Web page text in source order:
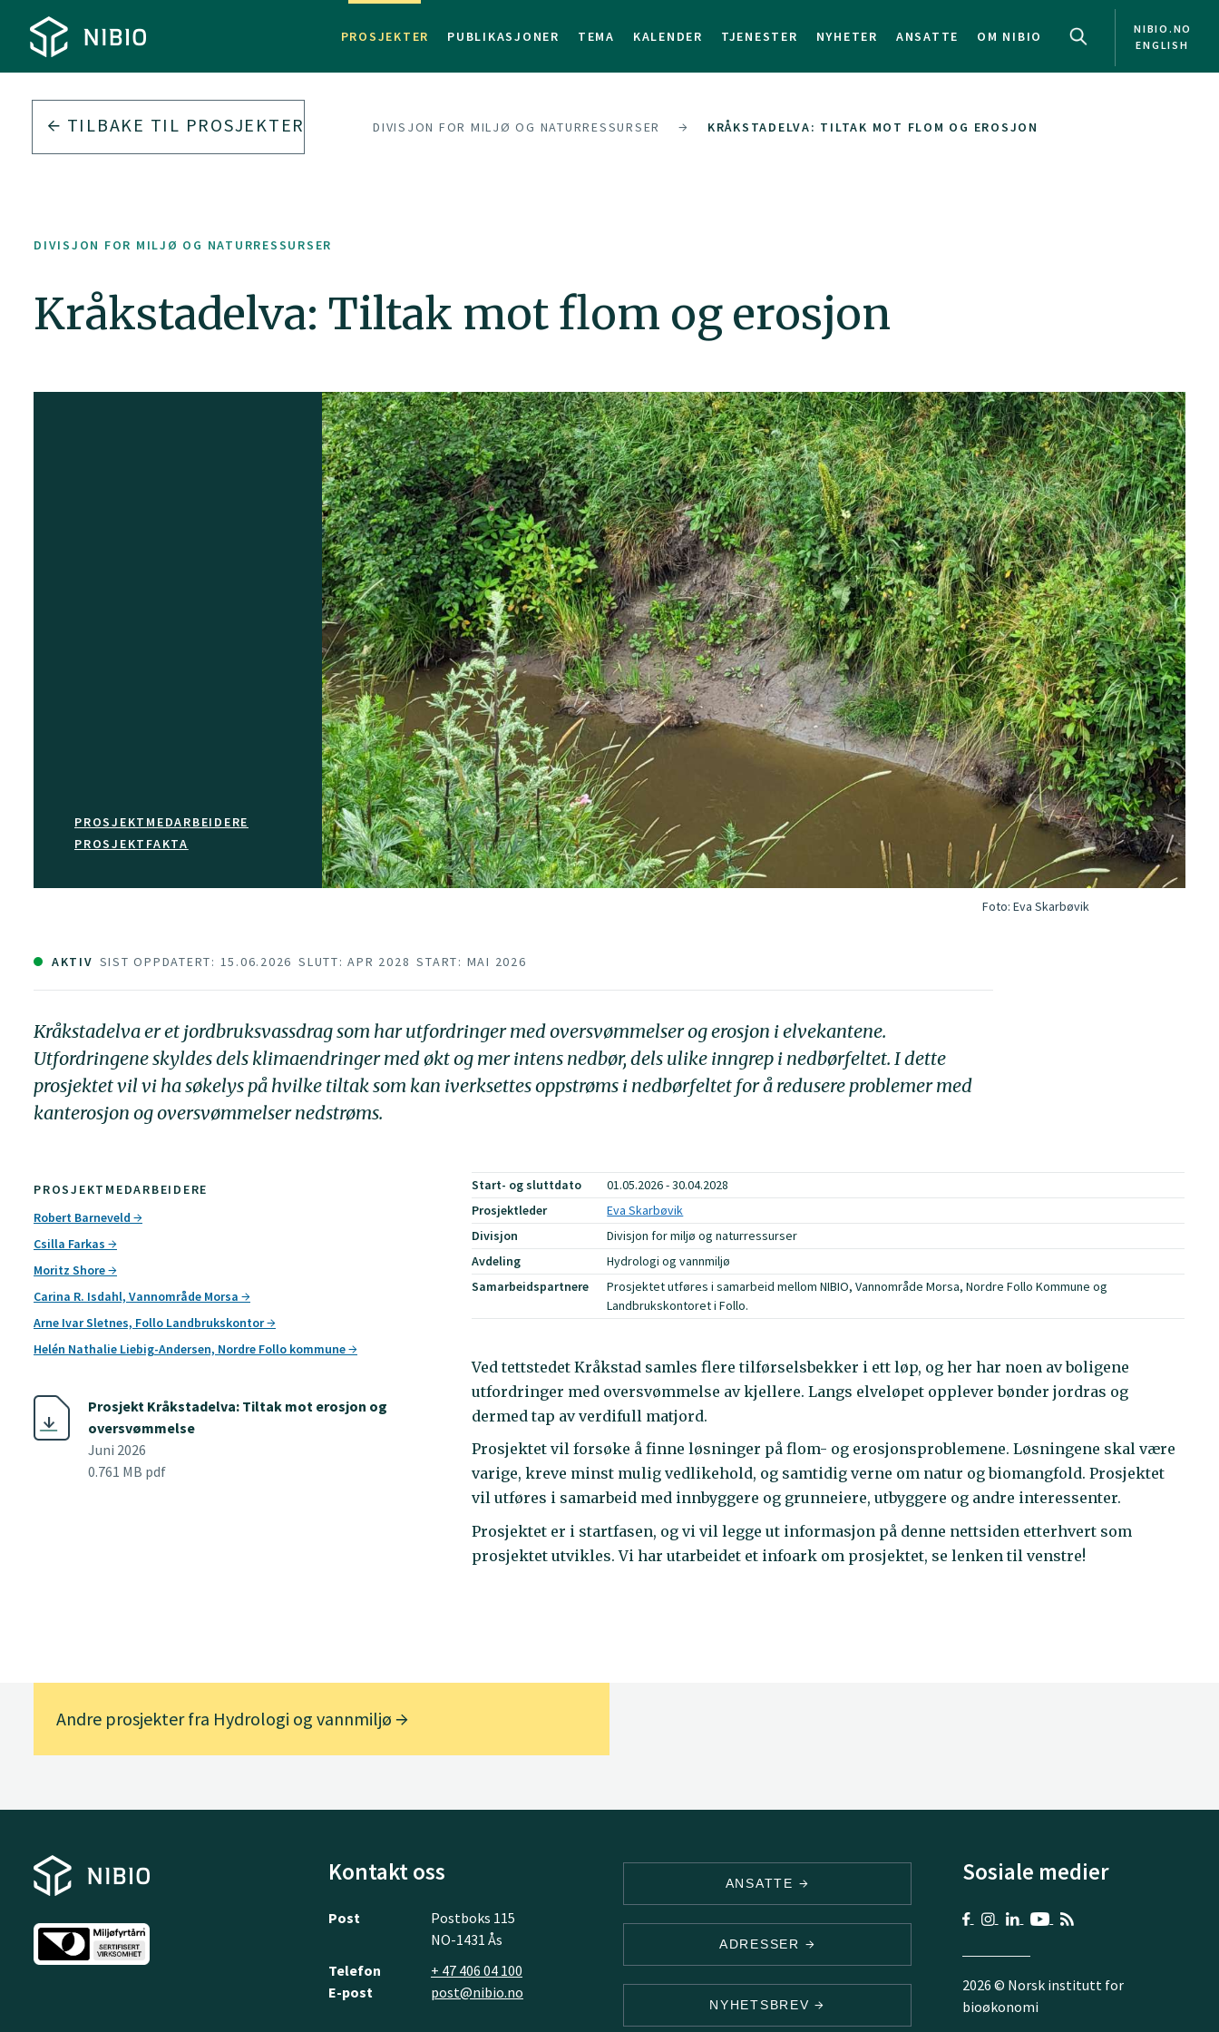
PROSJEKTER PUBLIKASJONER TEMA KALENDER TJENESTER NYHETER ANSATTE OM NIBIO
NIBIO.NO
ENGLISH
TILBAKE TIL PROSJEKTER DIVISJON FOR MILJØ OG NATURRESSURSER KRÅKSTADELVA: TILTAK MOT FLOM OG EROSJON
DIVISJON FOR MILJØ OG NATURRESSURSER
Kråkstadelva: Tiltak mot flom og erosjon
PROSJEKTMEDARBEIDERE
PROSJEKTFAKTA
Foto:Eva Skarbøvik
AKTIV SIST OPPDATERT: 15.06.2026 SLUTT: APR 2028 START: MAI 2026
Kråkstadelva er et jordbruksvassdrag som har utfordringer med oversvømmelser og erosjon i elvekantene.
Utfordringene skyldes dels klimaendringer med økt og mer intens nedbør, dels ulike inngrep i nedbørfeltet. I dette
prosjektet vil vi ha søkelys på hvilke tiltak som kan iverksettes oppstrøms i nedbørfeltet for å redusere problemer med
kanterosjon og oversvømmelser nedstrøms.
PROSJEKTMEDARBEIDERE
Robert Barneveld
Csilla Farkas
Moritz Shore
Carina R. Isdahl, Vannområde Morsa
Arne Ivar Sletnes, Follo Landbrukskontor
Helén Nathalie Liebig-Andersen, Nordre Follo kommune
Prosjekt Kråkstadelva: Tiltak mot erosjon og
oversvømmelse
Juni 2026
0.761 MB pdf
Start- og sluttdato
01.05.2026 - 30.04.2028
Prosjektleder
Eva Skarbøvik
Divisjon
Divisjon for miljø og naturressurser
Avdeling
Hydrologi og vannmiljø
Samarbeidspartnere
Prosjektet utføres i samarbeid mellom NIBIO, Vannområde Morsa, Nordre Follo Kommune og
Landbrukskontoret i Follo.
Ved tettstedet Kråkstad samles flere tilførselsbekker i ett løp, og her har noen av boligene
utfordringer med oversvømmelse av kjellere. Langs elveløpet opplever bønder jordras og
dermed tap av verdifull matjord.
Prosjektet vil forsøke å finne løsninger på flom- og erosjonsproblemene. Løsningene skal være
varige, kreve minst mulig vedlikehold, og samtidig verne om natur og biomangfold. Prosjektet
vil utføres i samarbeid med innbyggere og grunneiere, utbyggere og andre interessenter.
Prosjektet er i startfasen, og vi vil legge ut informasjon på denne nettsiden etterhvert som
prosjektet utvikles. Vi har utarbeidet et infoark om prosjektet, se lenken til venstre!
Andre prosjekter fra Hydrologi og vannmiljø
Kontakt oss
Post
Postboks 115
NO-1431 Ås
Telefon
+ 47 406 04 100
E-post
post@nibio.no
ANSATTE
ADRESSER
NYHETSBREV
Sosiale medier
2026 © Norsk institutt for
bioøkonomi